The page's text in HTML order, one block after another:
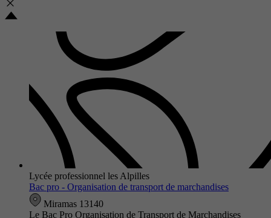
Lycée professionnel les Alpilles
Bac pro - Organisation de transport de marchandises
Miramas 13140
Le Bac Pro Organisation de Transport de Marchandises